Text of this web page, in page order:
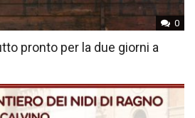
0
pronto per la due giorni a